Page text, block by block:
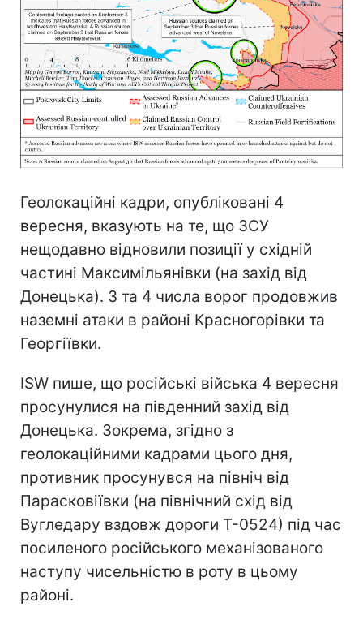
Геолокаційні кадри, опубліковані 4
вересня, вказують на те, що ЗСУ
нещодавно відновили позиції у східній
частині Максимільянівки (на захід від
Донецька). 3 та 4 числа ворог продовжив
наземні атаки в районі Красногорівки та
Георгіївки.
ISW пише, що російські війська 4 вересня
просунулися на південний захід від
Донецька. Зокрема, згідно з
геолокаційними кадрами цього дня,
противник просунувся на північ від
Парасковіївки (на північний схід від
Вугледару вздовж дороги Т-0524) під час
посиленого російського механізованого
наступу чисельністю в роту в цьому
районі.